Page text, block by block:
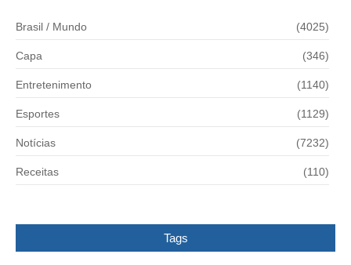
Brasil / Mundo (4025)
Capa (346)
Entretenimento (1140)
Esportes (1129)
Notícias (7232)
Receitas (110)
Tags